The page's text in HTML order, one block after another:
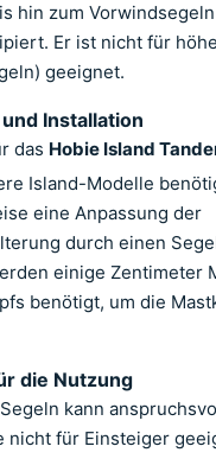
hin zum
Er ist nicht für
geeignet.
Installation
das Hobie Island
Island-Modelle
eine Anpassung der
durch einen
einige Zentimeter
benötigt, um die
die Nutzung
kann
nicht für Einsteiger